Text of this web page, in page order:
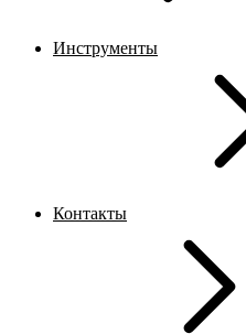
Инструменты
Контакты